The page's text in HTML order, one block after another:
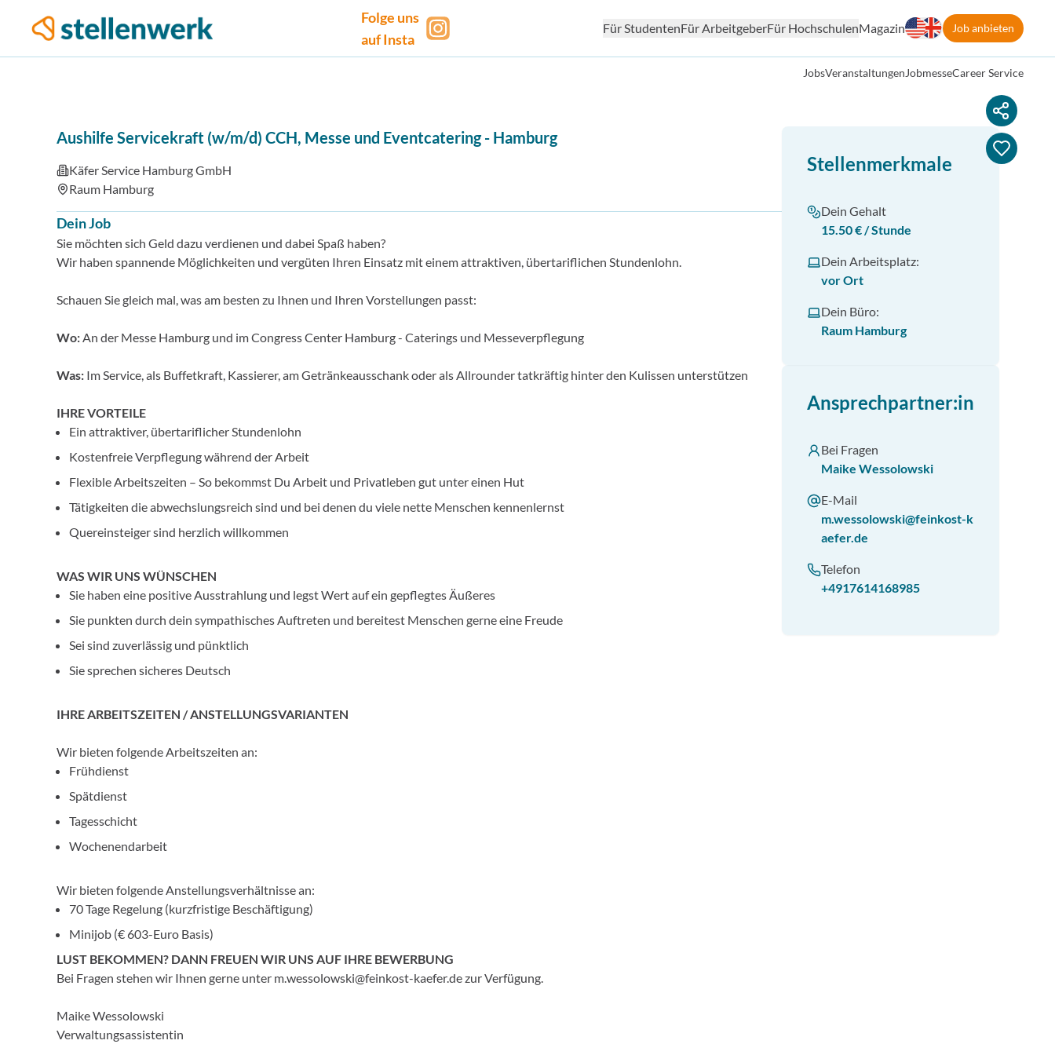
Folge uns
auf Insta
Für StudentenFür ArbeitgeberFür HochschulenMagazin Job anbieten
JobsVeranstaltungenJobmesseCareer Service
Aushilfe Servicekraft (w/m/d) CCH, Messe und Eventcatering- Hamburg
Käfer Service Hamburg GmbH
Raum Hamburg
Dein Job
Sie möchten sich Geld dazu verdienen und dabei Spaß haben?
Wir haben spannende Möglichkeiten und vergüten Ihren Einsatz mit einem attraktiven, übertariflichen Stundenlohn.
Schauen Sie gleich mal, was am besten zu Ihnen und Ihren Vorstellungen passt:
Wo:An der Messe Hamburg und im Congress Center Hamburg - Caterings und Messeverpflegung
Was:Im Service, als Buffetkraft, Kassierer, am Getränkeausschank oder als Allrounder tatkräftig hinter den Kulissen unterstützen
IHRE VORTEILE
Ein attraktiver, übertariflicher Stundenlohn
Kostenfreie Verpflegung während der Arbeit
Flexible Arbeitszeiten – So bekommst Du Arbeit und Privatleben gut unter einen Hut
Tätigkeiten die abwechslungsreich sind und bei denen du viele nette Menschen kennenlernst
Quereinsteiger sind herzlich willkommen
WAS WIR UNS WÜNSCHEN
Sie haben eine positive Ausstrahlung und legst Wert auf ein gepflegtes Äußeres
Sie punkten durch dein sympathisches Auftreten und bereitest Menschen gerne eine Freude
Sei sind zuverlässig und pünktlich
Sie sprechen sicheres Deutsch
IHRE ARBEITSZEITEN / ANSTELLUNGSVARIANTEN
Wir bieten folgende Arbeitszeiten an:
Frühdienst
Spätdienst
Tagesschicht
Wochenendarbeit
Wir bieten folgende Anstellungsverhältnisse an:
70 Tage Regelung (kurzfristige Beschäftigung)
Minijob (€ 603-Euro Basis)
LUST BEKOMMEN? DANN FREUEN WIR UNS AUF IHRE BEWERBUNG
Bei Fragen stehen wir Ihnen gerne unter m.wessolowski@feinkost-kaefer.de zur Verfügung.
Maike Wessolowski
Verwaltungsassistentin
Stellenmerkmale
Dein Gehalt
15.50 € / Stunde
Dein Arbeitsplatz:
vor Ort
Dein Büro:
Raum Hamburg
Ansprechpartner:in
Bei Fragen
Maike Wessolowski
E-Mail
m.wessolowski@feinkost-k
aefer.de
Telefon
+4917614168985